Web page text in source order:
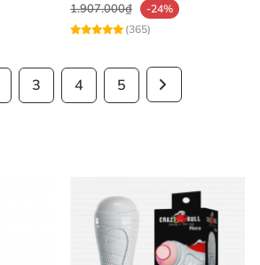
1.907.000₫
-24%
(365)
3 4 5